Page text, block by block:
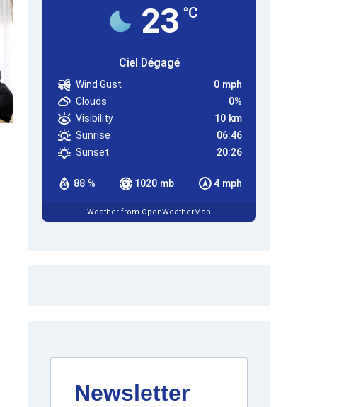
23 °C
Ciel Dégagé
88 % 1020 mb 4 mph
Wind Gust
0 mph
Clouds
0%
Visibility
10 km
Sunrise
06:46
Sunset
20:26
Weather from OpenWeatherMap
Newsletter